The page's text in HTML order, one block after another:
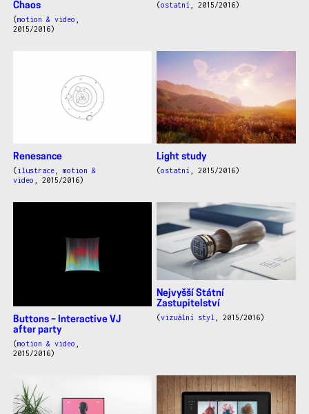
Chaos
(motion & video
2015/2016)
(ostatní , 2015/2016)
Renesance
( ilustrace, motion &
video , 2015/2016)
Light study
(ostatní , 2015/2016)
Buttons – Interactive VJ
after party
(motion & video
2015/2016)
Nejvyšší Státní
Zastupitelství
(vizuální styl , 2015/2016)